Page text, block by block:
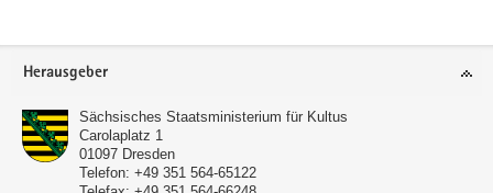
Service
Herausgeber
Sächsisches Staatsministerium für Kultus
Carolaplatz 1
01097 Dresden
Telefon: +49 351 564-65122